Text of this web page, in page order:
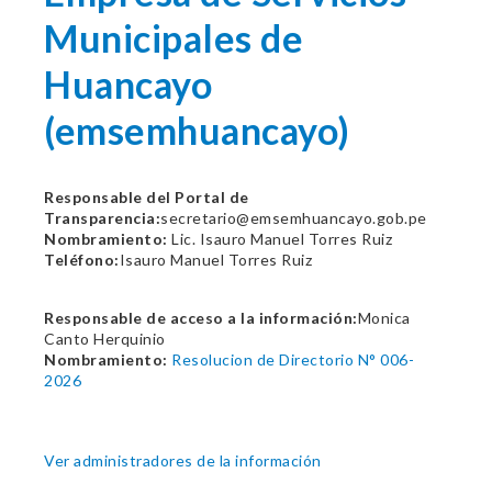
Municipales de
Huancayo
(emsemhuancayo)
Responsable del Portal de
Transparencia:secretario@emsemhuancayo.gob.pe
Nombramiento: Lic. Isauro Manuel Torres Ruiz
Teléfono:Isauro Manuel Torres Ruiz
Responsable de acceso a la información:Monica
Canto Herquinio
Nombramiento: Resolucion de Directorio N° 006-
2026
Ver administradores de la información